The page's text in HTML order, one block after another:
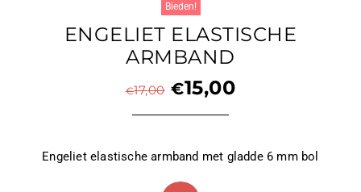
Bieden!
ENGELIET ELASTISCHE
ARMBAND
€17,00 €15,00
Engeliet elastische armband met gladde 6 mm bol